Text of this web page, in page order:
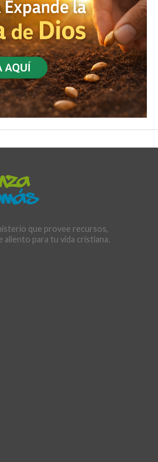
que provee recursos,
aliento para tu vida cristiana.